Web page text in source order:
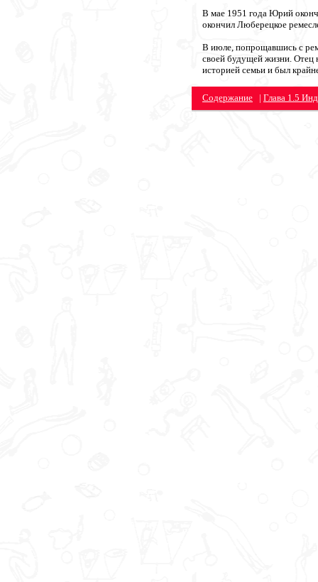
В мае 1951 года Юрий
окончил Люберецкое
В июле, попрощавшись с
своей будущей жизни. Отец
историей семьи и был
Содержание | Глава 1.5